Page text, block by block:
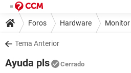
Foros Hardware Monitor
Tema Anterior
Ayuda pls Cerrado